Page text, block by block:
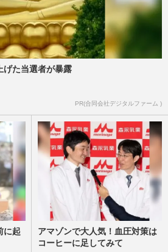
げた当選者が暴露
PR(合同会社デジタルファーム )
に起
アマゾンで大人気！血圧対策は
コーヒーに足してみて